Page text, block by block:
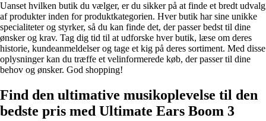
Uanset hvilken butik du vælger, er du sikker på at finde et bredt udvalg
af produkter inden for produktkategorien. Hver butik har sine unikke
specialiteter og styrker, så du kan finde det, der passer bedst til dine
ønsker og krav. Tag dig tid til at udforske hver butik, læse om deres
historie, kundeanmeldelser og tage et kig på deres sortiment. Med disse
oplysninger kan du træffe et velinformerede køb, der passer til dine
behov og ønsker. God shopping!
Find den ultimative musikoplevelse til den
bedste pris med Ultimate Ears Boom 3